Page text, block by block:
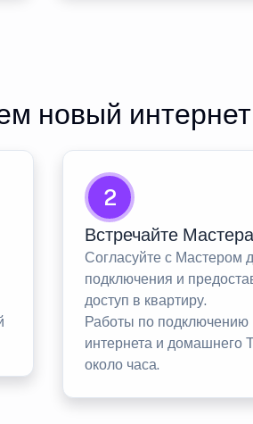
новый
2
Встречайте Мастера
Согласуйте с Мастером
подключения и
доступ в квартиру.
Работы по подключению
интернета и домашнего
около часа.